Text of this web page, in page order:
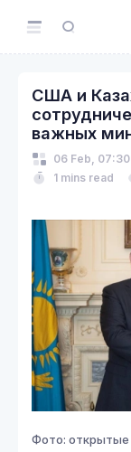
США и
важных
06 Feb, 07:30
1 mins read
Фото: открытые